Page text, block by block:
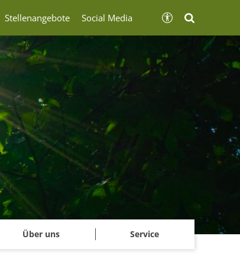
Über uns Service
Stellenangebote Social Media